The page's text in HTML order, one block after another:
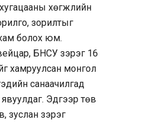
хөгжлийн
зорилтыг
болох юм.
БНСУ зэрэг 16
хамруулсан монгол
санаачилгад
явуулдаг. Эдгээр төв
зуслан зэрэг